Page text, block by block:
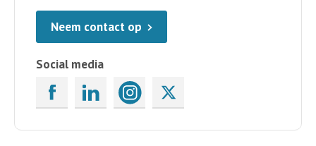
Neem contact op
Social media